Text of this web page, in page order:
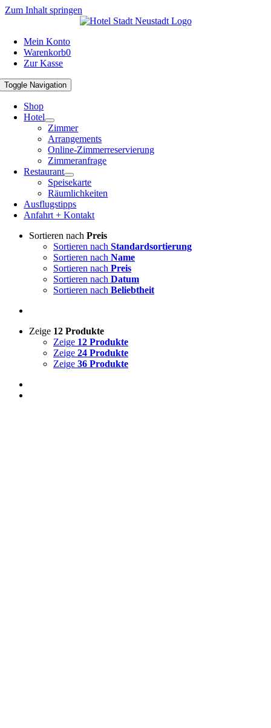
Zum Inhalt springen
Mein Konto
Warenkorb0
Zur Kasse
Toggle Navigation
Shop
Hotel
Zimmer
Arrangements
Online-Zimmerreservierung
Zimmeranfrage
Restaurant
Speisekarte
Räumlichkeiten
Ausflugstipps
Anfahrt + Kontakt
Sortieren nach Preis
Sortieren nach Standardsortierung
Sortieren nach Name
Sortieren nach Preis
Sortieren nach Datum
Sortieren nach Beliebtheit
Zeige 12 Produkte
Zeige 12 Produkte
Zeige 24 Produkte
Zeige 36 Produkte